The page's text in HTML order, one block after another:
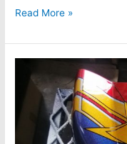
Read More »
Captain
Marvel